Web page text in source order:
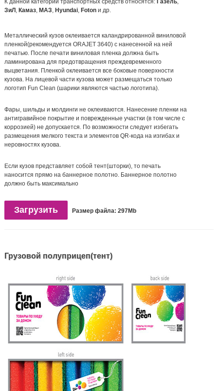
К данной категории транспортных средств относятся: Газель,
ЗиЛ , Камаз, МАЗ, Hyundai, Fotonи др.
Металлический кузов оклеивается каландрированной виниловой
пленкой(рекомендуется ORAJET 3640) с нанесенной на ней
печатью. После печати виниловая пленка должна быть
ламинирована для предотвращения преждевременного
выцветания. Пленкой оклеивается все боковые поверхности
кузова. На лицевой части кузова может размещаться только
логотип Fun Clean (шарики являются частью логотипа).
Фары, шильды и молдинги не оклеиваются. Нанесение пленки на
антигравийное покрытие и поврежденные участки (в том числе с
коррозией) не допускается. По возможности следует избегать
размещения мелкого текста и элементов QR-кода на изгибах и
неровностях кузова.
Если кузов представляет собой тент(шторки), то печать
наносится прямо на баннерное полотно. Баннерное полотно
должно быть максимально
Загрузить Размер файла: 297Mb
Грузовой полуприцеп(тент)